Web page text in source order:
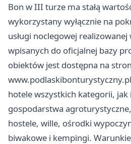
Bon w III turze ma stałą
wykorzystany wyłącznie na
usługi noclegowej
wpisanych do oficjalnej bazy
obiektów jest dostępna na
hotele wszystkich kategorii, jak
gospodarstwa
hostele, wille, ośrodki
biwakowe i kempingi.